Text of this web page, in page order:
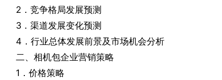
2 ．竞争格局发展预测
3 ．渠道发展变化预测
4 ．行业总体发展前景及市场机会分析
二、相机包企业营销策略
1 ．价格策略